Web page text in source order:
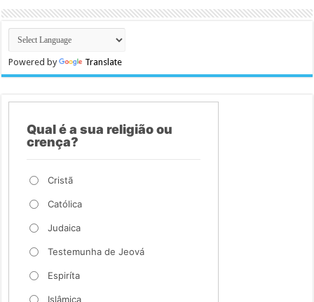
Powered by Translate
Qual é a sua religião ou
crença?
Cristã
Católica
Judaica
Testemunha de Jeová
Espiríta
Islâmica